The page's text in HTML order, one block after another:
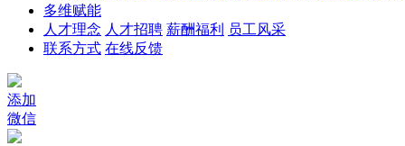
多维赋能
人才理念 人才招聘 薪酬福利
员工风采
联系方式 在线反馈
添加
微信